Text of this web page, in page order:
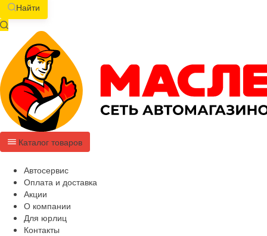
Найти
Каталог товаров
Автосервис
Оплата и доставка
Акции
О компании
Для юрлиц
Контакты